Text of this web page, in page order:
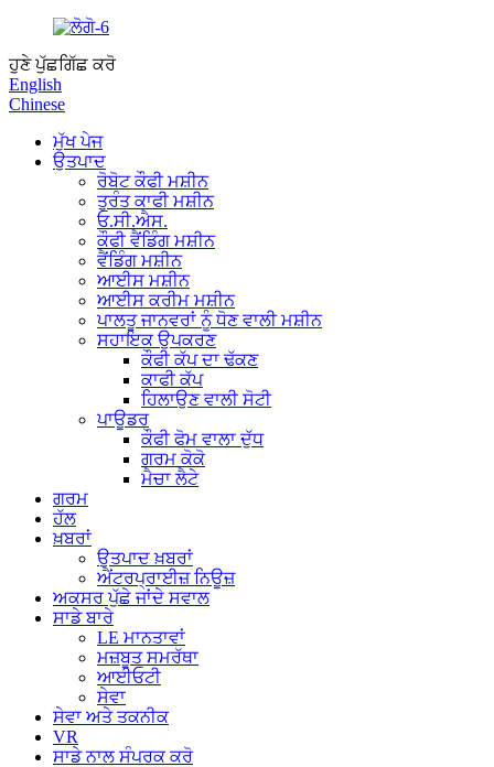
ਹੁਣੇ ਪੁੱਛਗਿੱਛ ਕਰੋ
English
Chinese
ਮੁੱਖ ਪੇਜ
ਉਤਪਾਦ
ਰੋਬੋਟ ਕੌਫੀ ਮਸ਼ੀਨ
ਤੁਰੰਤ ਕਾਫੀ ਮਸ਼ੀਨ
ਓ.ਸੀ.ਐਸ.
ਕੌਫੀ ਵੈਂਡਿੰਗ ਮਸ਼ੀਨ
ਵੈਂਡਿੰਗ ਮਸ਼ੀਨ
ਆਈਸ ਮਸ਼ੀਨ
ਆਈਸ ਕਰੀਮ ਮਸ਼ੀਨ
ਪਾਲਤੂ ਜਾਨਵਰਾਂ ਨੂੰ ਧੋਣ ਵਾਲੀ ਮਸ਼ੀਨ
ਸਹਾਇਕ ਉਪਕਰਣ
ਕੌਫੀ ਕੱਪ ਦਾ ਢੱਕਣ
ਕਾਫੀ ਕੱਪ
ਹਿਲਾਉਣ ਵਾਲੀ ਸੋਟੀ
ਪਾਊਡਰ
ਕੌਫੀ ਫੋਮ ਵਾਲਾ ਦੁੱਧ
ਗਰਮ ਕੋਕੋ
ਮੈਚਾ ਲੈਟੇ
ਗਰਮ
ਹੱਲ
ਖ਼ਬਰਾਂ
ਉਤਪਾਦ ਖ਼ਬਰਾਂ
ਐਂਟਰਪ੍ਰਾਈਜ਼ ਨਿਊਜ਼
ਅਕਸਰ ਪੁੱਛੇ ਜਾਂਦੇ ਸਵਾਲ
ਸਾਡੇ ਬਾਰੇ
LE ਮਾਨਤਾਵਾਂ
ਮਜ਼ਬੂਤ ​​ਸਮਰੱਥਾ
ਆਈਓਟੀ
ਸੇਵਾ
ਸੇਵਾ ਅਤੇ ਤਕਨੀਕ
VR
ਸਾਡੇ ਨਾਲ ਸੰਪਰਕ ਕਰੋ